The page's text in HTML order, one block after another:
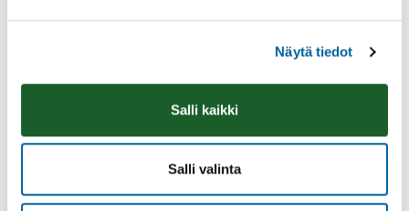
Näytä tiedot
Salli kaikki
Salli valinta
Vatulanharjun Vestivaalit